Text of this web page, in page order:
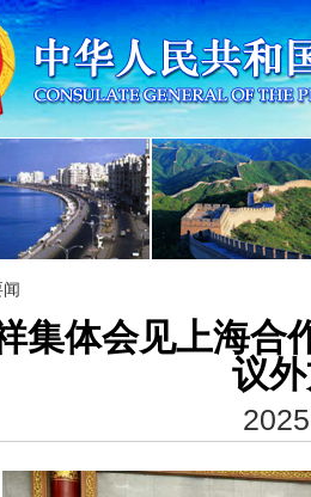
集体会见上海合
议